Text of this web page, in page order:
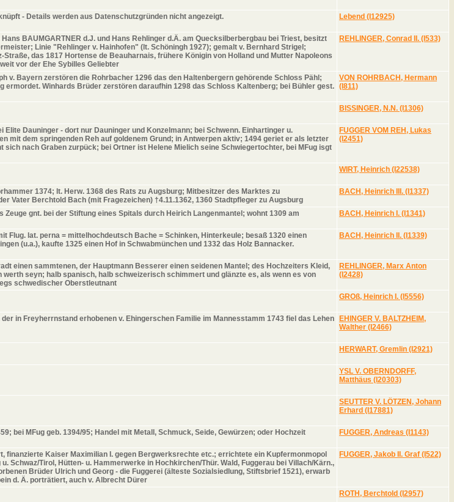
- Details werden aus Datenschutzgründen nicht angezeigt. Lebend (I12925)
BAUMGARTNER d.J. und Hans Rehlinger d.Ä. am Quecksilberbergbau bei Triest, besitzt
Linie "Rehlinger v. Hainhofen" (lt. Schöningh 1927); gemalt v. Bernhard Strigel;
das 1817 Hortense de Beauharnais, frühere Königin von Holland und Mutter Napoleons
vor der Ehe Sybilles Geliebter
REHLINGER, Conrad II. (I533)
v. Bayern zerstören die Rohrbacher 1296 das den Haltenbergern gehörende Schloss Pähl;
ermordet. Winhards Brüder zerstören daraufhin 1298 das Schloss Kaltenberg; bei Bühler gest.
VON ROHRBACH, Hermann
(I811)
BISSINGER, N.N. (I1306)
Dauninger - dort nur Dauninger und Konzelmann; bei Schwenn. Einhartinger u.
mit dem springenden Reh auf goldenem Grund; in Antwerpen aktiv; 1494 geriet er als letzter
nach Graben zurpück; bei Ortner ist Helene Mielich seine Schwiegertochter, bei MFug isgt
FUGGER VOM REH, Lukas
(I2451)
WIRT, Heinrich (I22538)
1374; lt. Herw. 1368 des Rats zu Augsburg; Mitbesitzer des Marktes zu
Vater Berchtold Bach (mit Fragezeichen) †4.11.1362, 1360 Stadtpfleger zu Augsburg
BACH, Heinrich III. (I1337)
gnt. bei der Stiftung eines Spitals durch Heirich Langenmantel; wohnt 1309 am
BACH, Heinrich I. (I1341)
Flug. lat. perna = mittelhochdeutsch Bache = Schinken, Hinterkeule; besaß 1320 einen
(u.a.), kaufte 1325 einen Hof in Schwabmünchen und 1332 das Holz Bannacker.
BACH, Heinrich II. (I1339)
einen sammtenen, der Hauptmann Besserer einen seidenen Mantel; des Hochzeiters Kleid,
seyn; halb spanisch, halb schweizerisch schimmert und glänzte es, als wenn es von
schwedischer Oberstleutnant
REHLINGER, Marx Anton
(I2428)
GROß, Heinrich I. (I5556)
in Freyherrnstand erhobenen v. Ehingerschen Familie im Mannesstamm 1743 fiel das Lehen
EHINGER V. BALTZHEIM,
Walther (I2466)
HERWART, Gremlin (I2921)
YSL V. OBERNDORFF,
Matthäus (I20303)
SEUTTER V. LÖTZEN, Johann
Erhard (I17881)
bei MFug geb. 1394/95; Handel mit Metall, Schmuck, Seide, Gewürzen; oder Hochzeit
FUGGER, Andreas (I1143)
Kaiser Maximilian I. gegen Bergwerksrechte etc.; errichtete ein Kupfermonmopol
Schwaz/Tirol, Hütten- u. Hammerwerke in Hochkirchen/Thür. Wald, Fuggerau bei Villach/Kärn.,
Brüder Ulrich und Georg - die Fuggerei (älteste Sozialsiedlung, Stiftsbrief 1521), erwarb
d. Ä. porträtiert, auch v. Albrecht Dürer
FUGGER, Jakob II. Graf (I522)
ROTH, Berchtold (I2957)